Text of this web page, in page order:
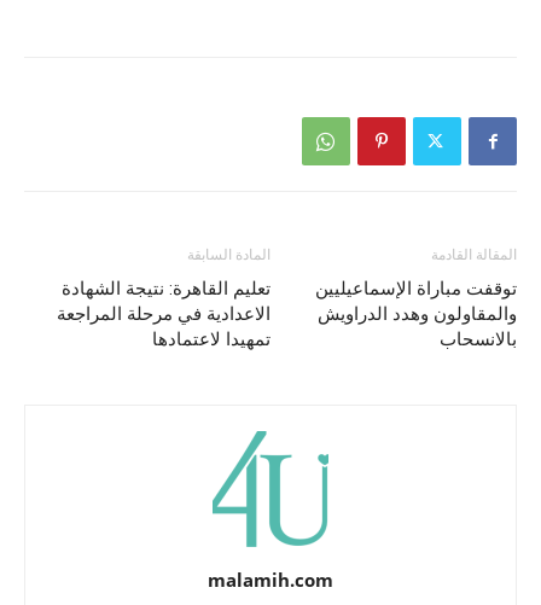
المادة السابقة
تعليم القاهرة: نتيجة الشهادة
الاعدادية في مرحلة المراجعة
تمهيدا لاعتمادها
المقالة القادمة
توقفت مباراة الإسماعيليين
والمقاولون وهدد الدراويش
بالانسحاب
malamih.com